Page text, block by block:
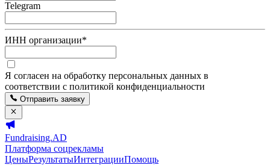
Telegram
ИНН организации*
Я согласен на обработку персональных данных в
соответствии с политикой конфиденциальности
Отправить заявку
Fundraising.AD
Платформа соцрекламы
ЦеныРезультатыИнтеграцииПомощь